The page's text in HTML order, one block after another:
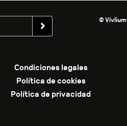
© Vivlium
Condiciones legales
Política de cookies
Política de privacidad